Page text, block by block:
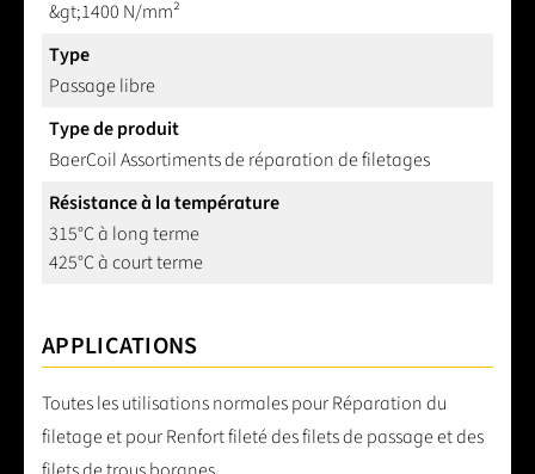
&gt;1400 N/mm²
Type
Passage libre
Type de produit
BaerCoil Assortiments de réparation de filetages
Résistance à la température
315°C à long terme
425°C à court terme
APPLICATIONS
Toutes les utilisations normales pour Réparation du
filetage et pour Renfort fileté des filets de passage et des